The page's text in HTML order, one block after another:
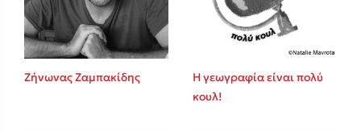
Ζήνωνας Ζαμπακίδης
Η γεωγραφία είναι πολύ
κουλ!